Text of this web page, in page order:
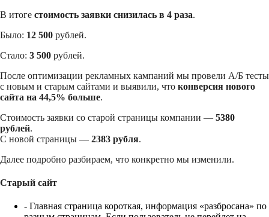
В итоге стоимость заявки снизилась в 4 раза.
Было: 12 500 рублей.
Стало: 3 500 рублей.
После оптимизации рекламных кампаний мы провели А/Б тесты
с новым и старым сайтами и выявили, что конверсия нового
сайта на 44,5% больше.
Стоимость заявки со старой страницы компании — 5380
рублей.
С новой страницы — 2383 рубля.
Далее подробно разбираем, что конкретно мы изменили.
Старый сайт
- Главная страница короткая, информация «разбросана» по